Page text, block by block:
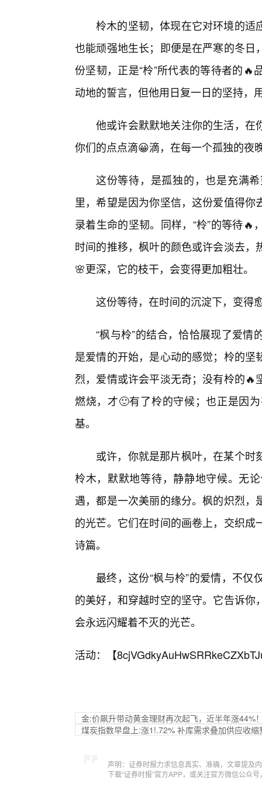
柃木的坚韧，体现在它对环境的适
也能顽强地生长；即便是在严寒的冬
份坚韧，正是“柃”所代表的等待者的
动地的誓言，但他用日复一日的坚持，
他或许会默默地关注你的生活，在
你们的点点滴😀滴，在每一个孤独的夜
这份等待，是孤独的，也是充满
里，希望是因为你坚信，这份爱值得
录着生命的坚韧。同样，“柃”的等待
时间的推移，枫叶的颜色或许会淡去
🌸更深，它的枝干，会变得更加粗壮。
这份等待，在时间的沉淀下，变得
“枫与柃”的结合，恰恰展现了爱
是爱情的开始，是心动的感觉；柃的
烈，爱情或许会平淡无奇；没有柃的
燃烧，才🙂有了柃的守候；也正是因
基。
或许，你就是那片枫叶，在某个
柃木，默默地等待，静静地守候。无
遇，都是一次美丽的缘分。枫的炽烈
的光芒。它们在时间的画卷上，交织
诗篇。
最终，这份“枫与柃”的爱情，不
的美好，和穿越时空的坚守。它告诉
会永远闪耀着不灭的光芒。
活动：【
金:价飙升带动黄金理财再次起飞，近半年涨44%
煤炭指数早盘上:涨1!.72% 补库需求叠加供应收缩
声明：证券时报力求信息真实、准确，文章提及
下载“证券时报”官方APP，或关注官方微信公众